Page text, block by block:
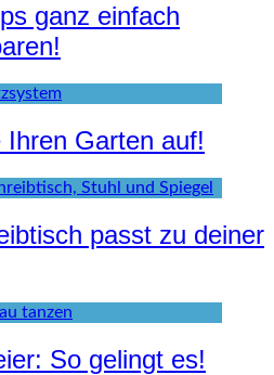
ganz einfach
Garten auf!
passt zu deiner
So gelingt es!